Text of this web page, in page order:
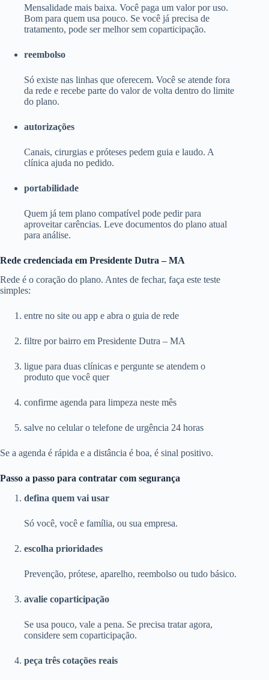
Mensalidade mais baixa. Você paga um valor por uso.
Bom para quem usa pouco. Se você já precisa de
tratamento, pode ser melhor sem coparticipação.
reembolso
Só existe nas linhas que oferecem. Você se atende fora
da rede e recebe parte do valor de volta dentro do limite
do plano.
autorizações
Canais, cirurgias e próteses pedem guia e laudo. A
clínica ajuda no pedido.
portabilidade
Quem já tem plano compatível pode pedir para
aproveitar carências. Leve documentos do plano atual
para análise.
Rede credenciada em Presidente Dutra – MA
Rede é o coração do plano. Antes de fechar, faça este teste
simples:
entre no site ou app e abra o guia de rede
filtre por bairro em Presidente Dutra – MA
ligue para duas clínicas e pergunte se atendem o
produto que você quer
confirme agenda para limpeza neste mês
salve no celular o telefone de urgência 24 horas
Se a agenda é rápida e a distância é boa, é sinal positivo.
Passo a passo para contratar com segurança
defina quem vai usar
Só você, você e família, ou sua empresa.
escolha prioridades
Prevenção, prótese, aparelho, reembolso ou tudo básico.
avalie coparticipação
Se usa pouco, vale a pena. Se precisa tratar agora,
considere sem coparticipação.
peça três cotações reais